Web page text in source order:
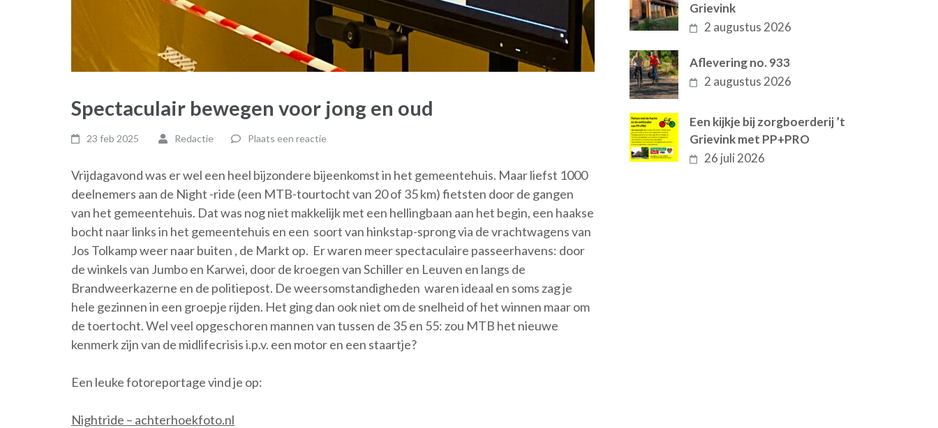
Spectaculair bewegen voor jong en oud
23 feb 2025 Redactie Plaats een reactie
Vrijdagavond was er wel een heel bijzondere bijeenkomst in het gemeentehuis. Maar liefst 1000
deelnemers aan de Night -ride (een MTB-tourtocht van 20 of 35 km) fietsten door de gangen
van het gemeentehuis. Dat was nog niet makkelijk met een hellingbaan aan het begin, een haakse
bocht naar links in het gemeentehuis en een soort van hinkstap-sprong via de vrachtwagens van
Jos Tolkamp weer naar buiten , de Markt op. Er waren meer spectaculaire passeerhavens: door
de winkels van Jumbo en Karwei, door de kroegen van Schiller en Leuven en langs de
Brandweerkazerne en de politiepost. De weersomstandigheden waren ideaal en soms zag je
hele gezinnen in een groepje rijden. Het ging dan ook niet om de snelheid of het winnen maar om
de toertocht. Wel veel opgeschoren mannen van tussen de 35 en 55: zou MTB het nieuwe
kenmerk zijn van de midlifecrisis i.p.v. een motor en een staartje?
Een leuke fotoreportage vind je op:
Nightride – achterhoekfoto.nl
Grievink
2 augustus 2026
Aflevering no. 933
2 augustus 2026
Een kijkje bij zorgboerderij ’t
Grievink met PP+PRO
26 juli 2026